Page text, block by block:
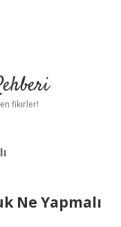
fikirler!
Ne Yapmalı